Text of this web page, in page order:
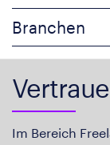
Branchen
Im Bereich